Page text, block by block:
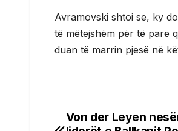
Avramovski shtoi se, ky
të mëtejshëm për të parë
duan të marrin pjesë në
Post
Von der Leyen